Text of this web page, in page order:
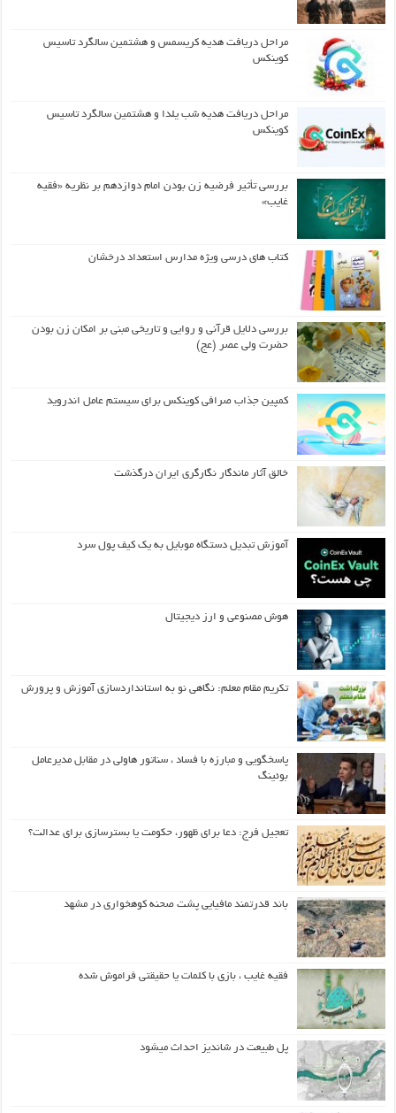
مراحل دریافت هدیه کریسمس و هشتمین سالگرد تاسیس
کوینکس
مراحل دریافت هدیه شب یلدا و هشتمین سالگرد تاسیس
کوینکس
بررسی تأثیر فرضیه زن بودن امام دوازدهم بر نظریه «فقیه
غایب»
کتاب های درسی ویژه مدارس استعداد درخشان
بررسی دلایل قرآنی و روایی و تاریخی مبنی بر امکان زن بودن
حضرت ولی عصر (عج)
کمپین جذاب صرافی کوینکس برای سیستم عامل اندروید
خالق آثار ماندگار نگارگری ایران درگذشت
آموزش تبدیل دستگاه موبایل به یک کیف‌ پول سرد
هوش مصنوعی و ارز دیجیتال
تکریم مقام معلم: نگاهی نو به استانداردسازی آموزش و پرورش
پاسخگویی و مبارزه با فساد ، سناتور هاولی در مقابل مدیرعامل
بوئینگ
تعجیل فرج: دعا برای ظهور، حکومت یا بسترسازی برای عدالت؟
باند قدرتمند مافیایی پشت صحنه کوهخواری در مشهد
فقیه غایب ، بازی با کلمات یا حقیقتی فراموش شده
پل طبیعت در شاندیز احداث میشود